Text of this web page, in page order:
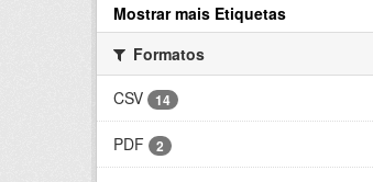
Mostrar mais Etiquetas
Formatos
CSV
14
PDF 2